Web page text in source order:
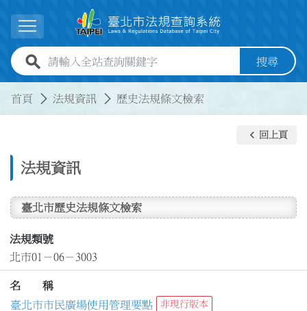
展開選單
全站查詢關鍵字欄位 搜尋
首頁 法規資訊 歷史法規條文檢索
法規資訊
keyboard_arrow_left 回上頁
臺北市歷史法規條文檢索
法規類號
北市01－06－3003
名 稱
臺北市市民廣場使用管理要點
非現行版本